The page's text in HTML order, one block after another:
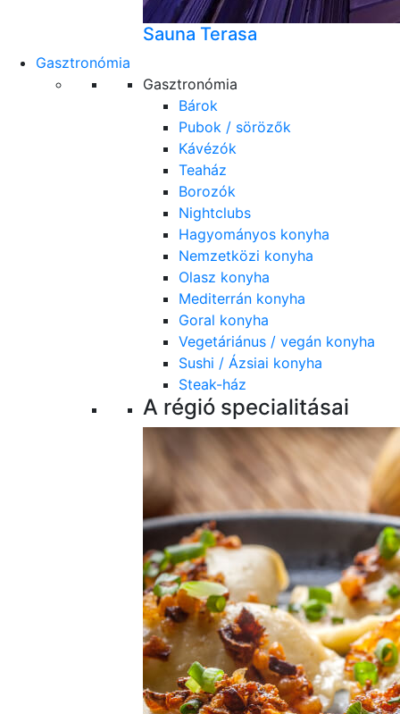
Sauna Terasa
Gasztronómia
Gasztronómia
Bárok
Pubok / sörözők
Kávézók
Teaház
Borozók
Nightclubs
Hagyományos konyha
Nemzetközi konyha
Olasz konyha
Mediterrán konyha
Goral konyha
Vegetáriánus / vegán konyha
Sushi / Ázsiai konyha
Steak-ház
A régió specialitásai